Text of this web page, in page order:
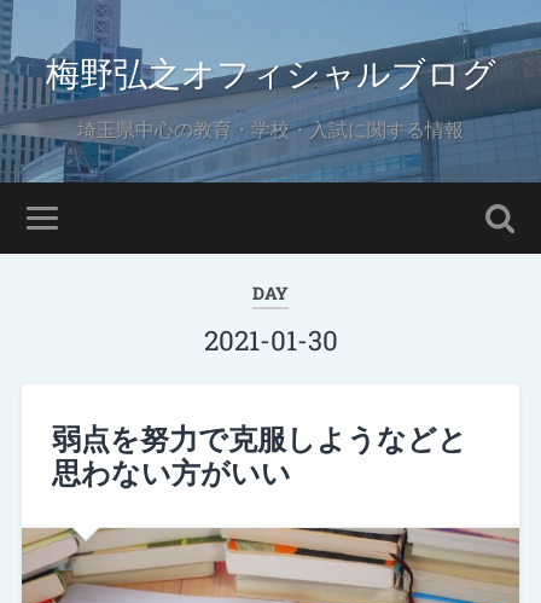
梅野弘之オフィシャルブログ
埼玉県中心の教育・学校・入試に関する情報
DAY
2021-01-30
弱点を努力で克服しようなどと
思わない方がいい